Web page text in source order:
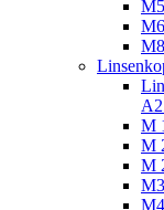
M5
M6
M8
A2
M
M
M
M3
M4